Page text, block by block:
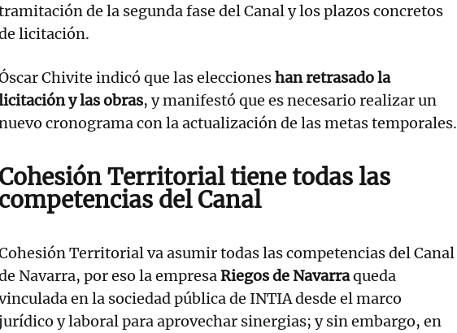
de la segunda fase del Canal y los plazos concretos
licitación.
Chivite indicó que las eleccioneshan retrasado la
y las obras, y manifestó que es necesario realizar un
cronograma con la actualización de las metas temporales.
Cohesión Territorial tiene todas las
competencias del Canal
Territorial va asumir todas las competencias del Canal
Navarra, por eso la empresaRiegos de Navarraqueda
en la sociedad pública de INTIA desde el marco
y laboral para aprovechar sinergias; y sin embargo, en